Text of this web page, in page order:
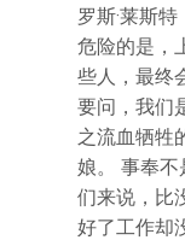
罗斯·莱斯
危险的是，
些人，最终
要问，我们
之流血牺牲
娘。 事奉不
们来说，比
好了工作却